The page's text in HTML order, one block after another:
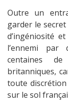
Outre un
garder le
d’ingéniosité
l’ennemi par
centaines
britanniques,
toute
sur le sol